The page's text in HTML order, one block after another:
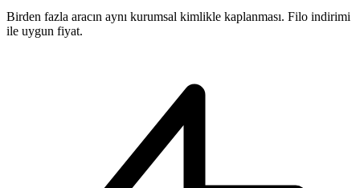
Birden fazla aracın aynı kurumsal kimlikle kaplanması. Filo indirimi
ile uygun fiyat.